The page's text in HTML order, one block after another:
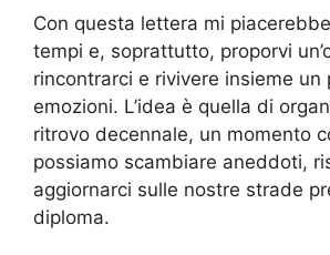
Con questa lettera mi
tempi e, soprattutto, proporvi
rincontrarci e rivivere insieme un
emozioni. L’idea è quella di
ritrovo decennale, un momento
possiamo scambiare aneddoti,
aggiornarci sulle nostre strade
diploma.